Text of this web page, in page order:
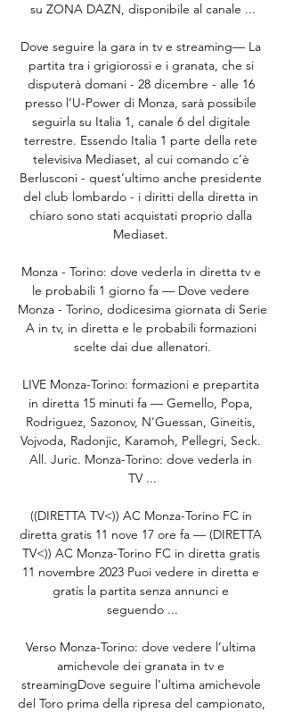
su ZONA DAZN, disponibile al canale ...
Dove seguire la gara in tv e streaming— La
partita tra i grigiorossi e i granata, che si
disputerà domani - 28 dicembre - alle 16
presso l’U-Power di Monza, sarà possibile
seguirla su Italia 1, canale 6 del digitale
terrestre. Essendo Italia 1 parte della rete
televisiva Mediaset, al cui comando c’è
Berlusconi - quest’ultimo anche presidente
del club lombardo - i diritti della diretta in
chiaro sono stati acquistati proprio dalla
Mediaset.
Monza - Torino: dove vederla in diretta tv e
le probabili 1 giorno fa — Dove vedere
Monza - Torino, dodicesima giornata di Serie
A in tv, in diretta e le probabili formazioni
scelte dai due allenatori.
LIVE Monza-Torino: formazioni e prepartita
in diretta 15 minuti fa — Gemello, Popa,
Rodriguez, Sazonov, N'Guessan, Gineitis,
Vojvoda, Radonjic, Karamoh, Pellegri, Seck.
All. Juric. Monza-Torino: dove vederla in
TV ...
((DIRETTA TV<)) AC Monza-Torino FC in
diretta gratis 11 nove 17 ore fa — (DIRETTA
TV<)) AC Monza-Torino FC in diretta gratis
11 novembre 2023 Puoi vedere in diretta e
gratis la partita senza annunci e
seguendo ...
Verso Monza-Torino: dove vedere l’ultima
amichevole dei granata in tv e
streamingDove seguire l’ultima amichevole
del Toro prima della ripresa del campionato,